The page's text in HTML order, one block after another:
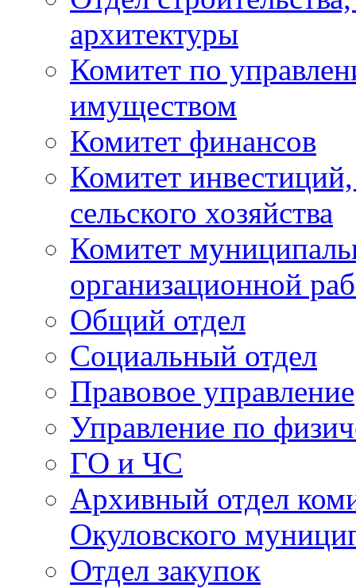
архитектуры
Комитет по
имуществом
Комитет финансов
Комитет
сельского хозяйства
Комитет
организационной
Общий отдел
Социальный отдел
Правовое управление
Управление по
ГО и ЧС
Архивный отдел
Окуловского
Отдел закупок